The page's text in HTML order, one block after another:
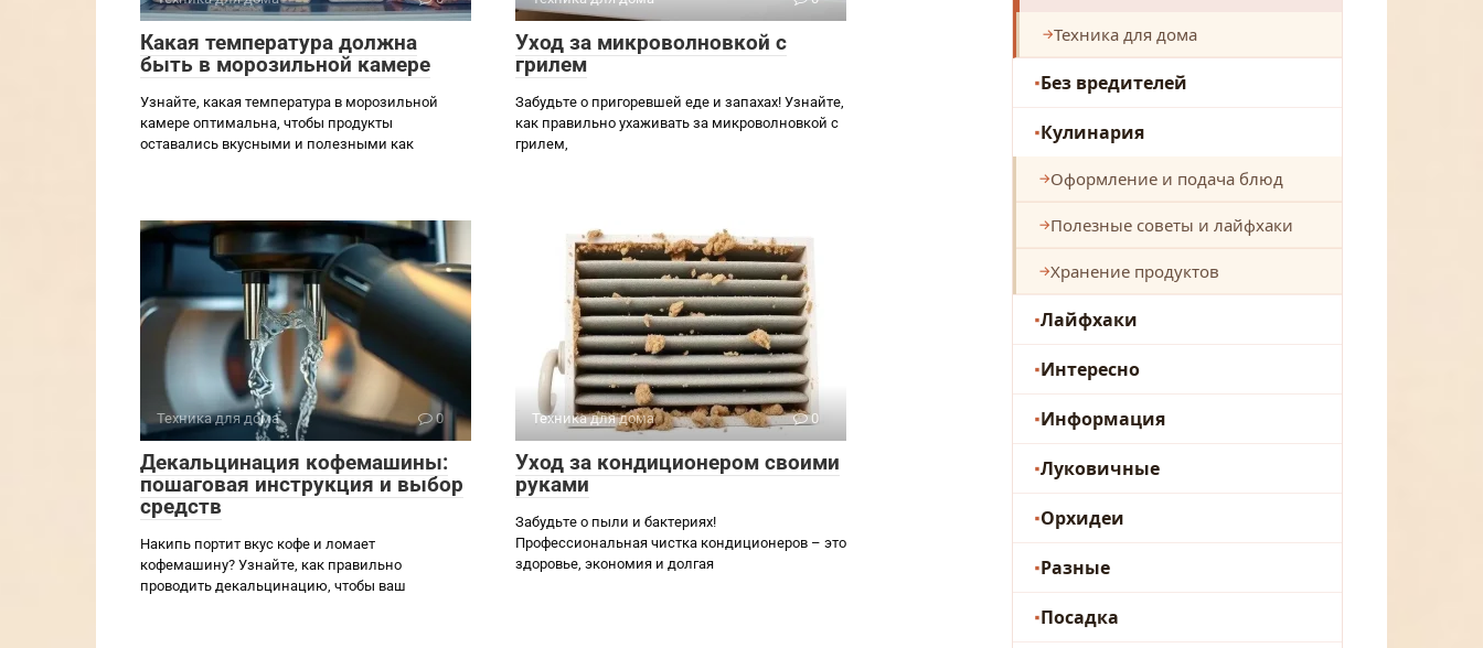
Какая температура должна
быть в морозильной камере
Узнайте, какая температура в морозильной
камере оптимальна, чтобы продукты
оставались вкусными и полезными как
Уход за микроволновкой с
грилем
Забудьте о пригоревшей еде и запахах! Узнайте,
как правильно ухаживать за микроволновкой с
грилем,
Техника для дома 0
Декальцинация кофемашины:
пошаговая инструкция и выбор
средств
Накипь портит вкус кофе и ломает
кофемашину? Узнайте, как правильно
проводить декальцинацию, чтобы ваш
Техника для дома 0
Уход за кондиционером своими
руками
Забудьте о пыли и бактериях!
Профессиональная чистка кондиционеров – это
здоровье, экономия и долгая
Техника для дома
Без вредителей
Кулинария
Оформление и подача блюд
Полезные советы и лайфхаки
Хранение продуктов
Лайфхаки
Интересно
Информация
Луковичные
Орхидеи
Разные
Посадка